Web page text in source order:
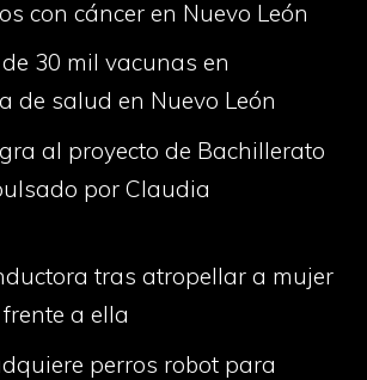
con cáncer en Nuevo León
30 mil vacunas en
de salud en Nuevo León
al proyecto de Bachillerato
por Claudia
tras atropellar a mujer
a ella
perros robot para